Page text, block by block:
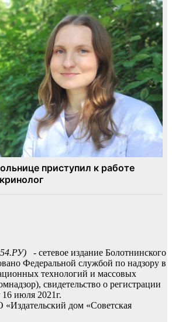
- сетевое издание Болотнинского
Федеральной службой по надзору в
технологий и массовых
свидетельство о регистрации
июля 2021г.
дом «Советская